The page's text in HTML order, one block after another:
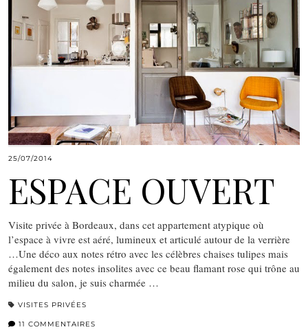
25/07/2014
ESPACE OUVERT
Visite privée à Bordeaux, dans cet appartement atypique où
l’espace à vivre est aéré, lumineux et articulé autour de la verrière
…Une déco aux notes rétro avec les célèbres chaises tulipes mais
également des notes insolites avec ce beau flamant rose qui trône au
milieu du salon, je suis charmée …
VISITES PRIVÉES
11 COMMENTAIRES